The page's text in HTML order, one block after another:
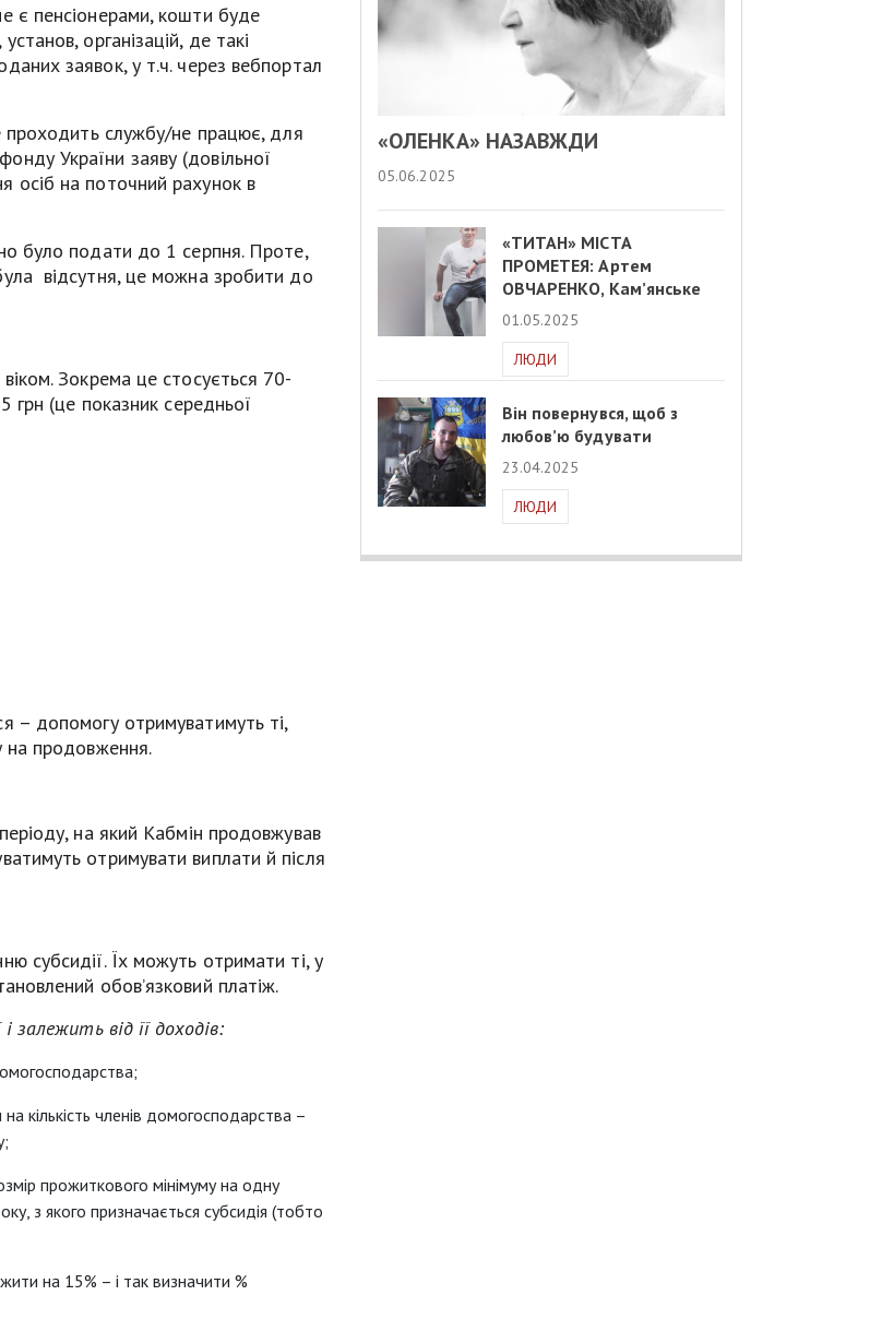
є пенсіонерами, кошти буде
організацій, де такі
заявок, у т.ч. через вебпортал
проходить службу/не працює, для
України заяву (довільної
осіб на поточний рахунок в
було подати до 1 серпня. Проте,
відсутня, це можна зробити до
Зокрема це стосується 70-
грн (це показник середньої
– допомогу отримуватимуть ті,
на продовження.
на який Кабмін продовжував
отримувати виплати й після
субсидії. Їх можуть отримати ті, у
обов’язковий платіж.
залежить від її доходів:
кількість членів домогосподарства –
прожиткового мінімуму на одну
з якого призначається субсидія (тобто
на 15% – і так визначити %
«ОЛЕНКА» НАЗАВЖДИ
05.06.2025
«ТИТАН» МІСТА
ПРОМЕТЕЯ: Артем
ОВЧАРЕНКО, Кам’янське
01.05.2025
ЛЮДИ
Він повернувся, щоб з
любов’ю будувати
23.04.2025
ЛЮДИ